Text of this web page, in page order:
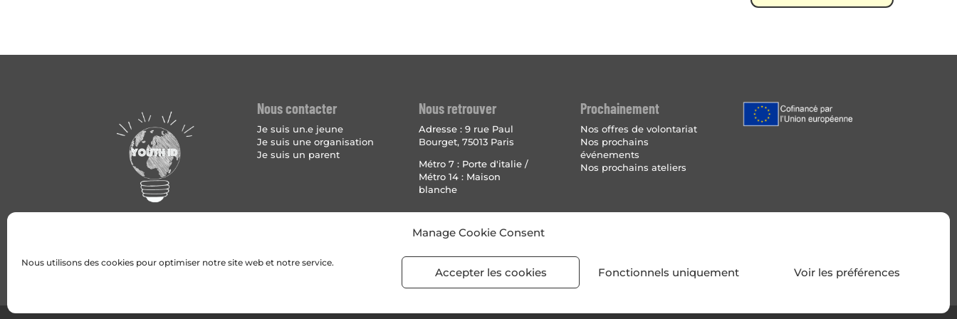
Manage Cookie Consent
Nous utilisons des cookies pour optimiser notre site web et notre service.
Accepter les cookies Fonctionnels uniquement Voir les préférences
Nous contacter
Je suis un.e jeune
Je suis une organisation
Je suis un parent
Nous retrouver
Adresse :9 rue Paul
Bourget, 75013 Paris
Métro 7 : Porte d'italie /
Métro 14 : Maison
blanche
Prochainement
Nos offres de volontariat
Nos prochains
événements
Nos prochains ateliers